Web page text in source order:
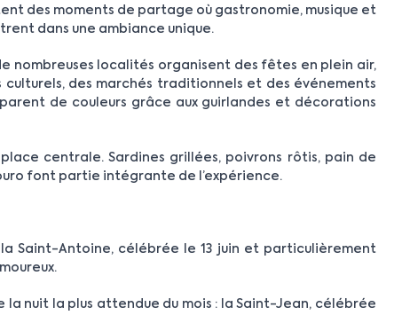
des moments de partage où gastronomie, musique et
dans une ambiance unique.
nombreuses localités organisent des fêtes en plein air,
des marchés traditionnels et des événements
de couleurs grâce aux guirlandes et décorations
centrale. Sardines grillées, poivrons rôtis, pain de
font partie intégrante de l’expérience.
Saint-Antoine, célébrée le 13 juin et particulièrement
la nuit la plus attendue du mois : la Saint-Jean, célébrée